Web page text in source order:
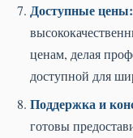
Доступные цены:
ценам, делая
доступной для
Поддержка и
готовы